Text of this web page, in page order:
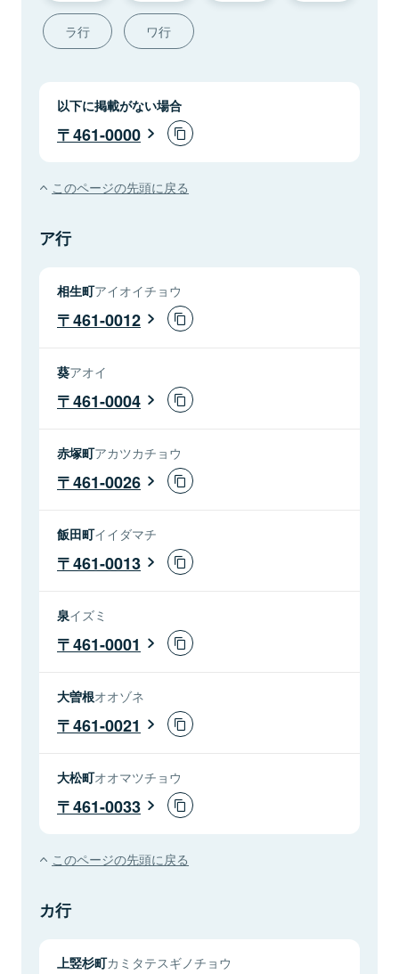
ラ行 ワ行
以下に掲載がない場合
461-0000
このページの先頭に戻る
ア行
相生町アイオイチョウ
461-0012
葵アオイ
461-0004
赤塚町アカツカチョウ
461-0026
飯田町イイダマチ
461-0013
泉イズミ
461-0001
大曽根オオゾネ
461-0021
大松町オオマツチョウ
461-0033
このページの先頭に戻る
カ行
上竪杉町カミタテスギノチョウ